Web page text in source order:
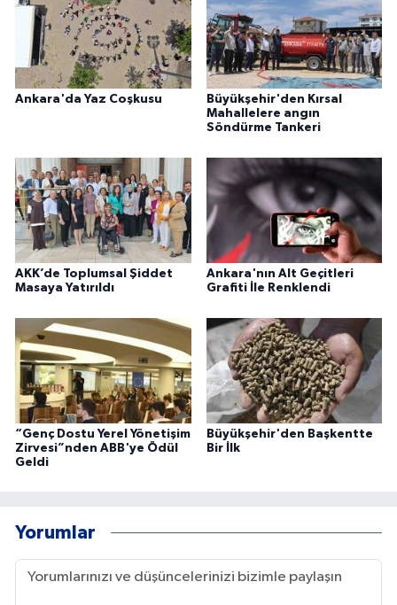
Ankara'da Yaz Coşkusu
Büyükşehir'den Kırsal
Mahallelere angın
Söndürme Tankeri
AKK’de Toplumsal Şiddet
Masaya Yatırıldı
Ankara'nın Alt Geçitleri
Grafiti İle Renklendi
“Genç Dostu Yerel Yönetişim
Zirvesi”nden ABB'ye Ödül
Geldi
Büyükşehir'den Başkentte
Bir İlk
Yorumlar